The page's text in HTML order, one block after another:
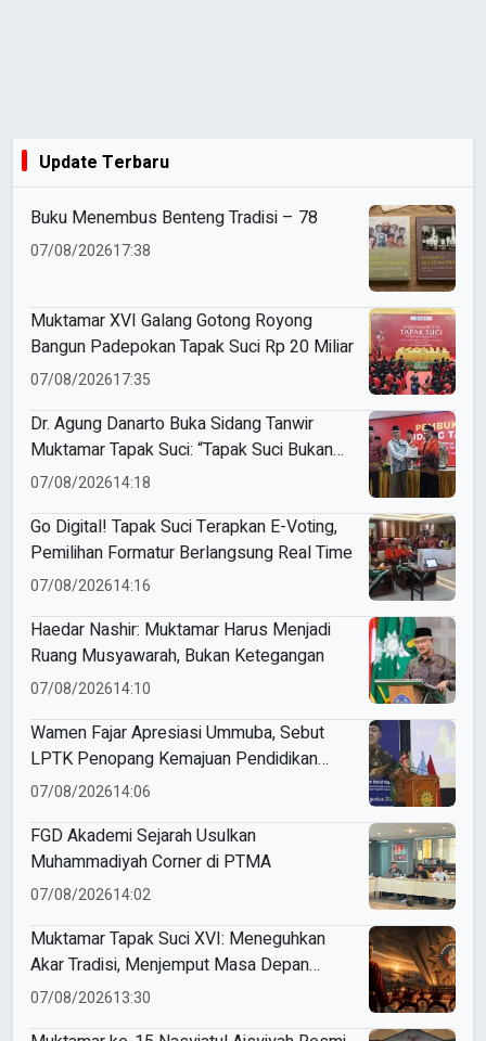
Update Terbaru
Buku Menembus Benteng Tradisi – 78
07/08/202617:38
Muktamar XVI Galang Gotong Royong
Bangun Padepokan Tapak Suci Rp 20 Miliar
07/08/202617:35
Dr. Agung Danarto Buka Sidang Tanwir
Muktamar Tapak Suci: “Tapak Suci Bukan
Organisasi Ko Ping Ho dan Dracin”
07/08/202614:18
Go Digital! Tapak Suci Terapkan E-Voting,
Pemilihan Formatur Berlangsung Real Time
07/08/202614:16
Haedar Nashir: Muktamar Harus Menjadi
Ruang Musyawarah, Bukan Ketegangan
07/08/202614:10
Wamen Fajar Apresiasi Ummuba, Sebut
LPTK Penopang Kemajuan Pendidikan
Indonesia
07/08/202614:06
FGD Akademi Sejarah Usulkan
Muhammadiyah Corner di PTMA
07/08/202614:02
Muktamar Tapak Suci XVI: Meneguhkan
Akar Tradisi, Menjemput Masa Depan
Mendunia
07/08/202613:30